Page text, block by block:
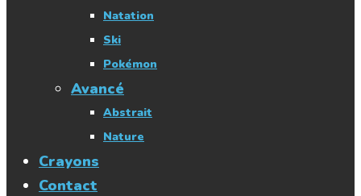
Natation
Ski
Pokémon
Avancé
Abstrait
Nature
Crayons
Contact